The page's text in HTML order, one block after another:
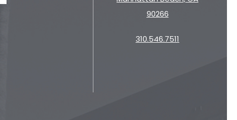
90266
310.546.7511